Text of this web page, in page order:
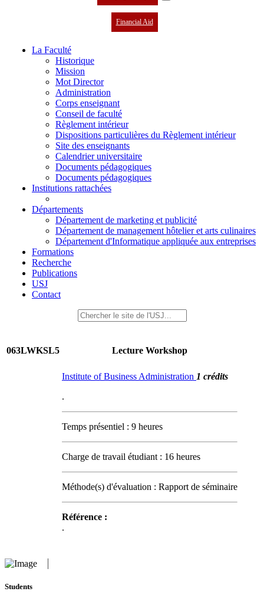
Financial Aid
La Faculté
Historique
Mission
Mot Director
Administration
Corps enseignant
Conseil de faculté
Règlement intérieur
Dispositions particulières du Règlement intérieur
Site des enseignants
Calendrier universitaire
Documents pédagogiques
Documents pédagogiques
Institutions rattachées
Départements
Département de marketing et publicité
Département de management hôtelier et arts culinaires
Département d'Informatique appliquée aux entreprises
Formations
Recherche
Publications
USJ
Contact
063LWKSL5 Lecture Workshop
Institute of Business Administration 1 crédits
.
Temps présentiel : 9 heures
Charge de travail étudiant : 16 heures
Méthode(s) d'évaluation : Rapport de séminaire
Référence :
.
Students